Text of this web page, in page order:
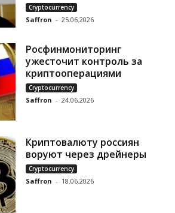
Cryptocurrency
Saffron - 25.06.2026
Росфинмониторинг
ужесточит контроль за
криптооперациями
Cryptocurrency
Saffron - 24.06.2026
Криптовалюту россиян
воруют через дрейнеры
Cryptocurrency
Saffron - 18.06.2026